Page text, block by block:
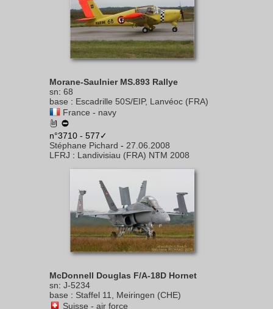
Morane-Saulnier MS.893 Rallye
sn: 68
base : Escadrille 50S/EIP, Lanvéoc (FRA)
France - navy
n°3710 - 577✓
Stéphane Pichard - 27.06.2008
LFRJ : Landivisiau (FRA) NTM 2008
McDonnell Douglas F/A-18D Hornet
sn: J-5234
base : Staffel 11, Meiringen (CHE)
Suisse - air force